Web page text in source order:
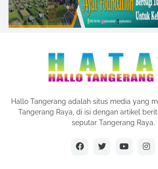
Hallo Tangerang adalah situs media yang
Tangerang Raya, di isi dengan artikel
seputar Tangerang Raya.